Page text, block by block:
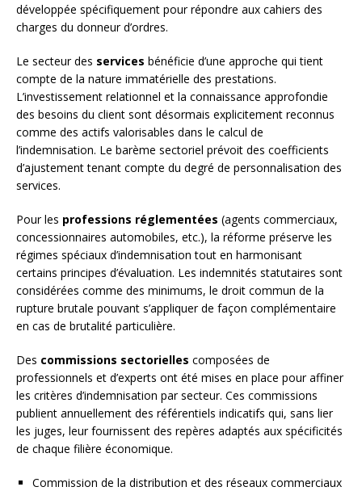
développée spécifiquement pour répondre aux cahiers des
charges du donneur d’ordres.
Le secteur des services bénéficie d’une approche qui tient
compte de la nature immatérielle des prestations.
L’investissement relationnel et la connaissance approfondie
des besoins du client sont désormais explicitement reconnus
comme des actifs valorisables dans le calcul de
l’indemnisation. Le barème sectoriel prévoit des coefficients
d’ajustement tenant compte du degré de personnalisation des
services.
Pour les professions réglementées (agents commerciaux,
concessionnaires automobiles, etc.), la réforme préserve les
régimes spéciaux d’indemnisation tout en harmonisant
certains principes d’évaluation. Les indemnités statutaires sont
considérées comme des minimums, le droit commun de la
rupture brutale pouvant s’appliquer de façon complémentaire
en cas de brutalité particulière.
Des commissions sectorielles composées de
professionnels et d’experts ont été mises en place pour affiner
les critères d’indemnisation par secteur. Ces commissions
publient annuellement des référentiels indicatifs qui, sans lier
les juges, leur fournissent des repères adaptés aux spécificités
de chaque filière économique.
Commission de la distribution et des réseaux commerciaux